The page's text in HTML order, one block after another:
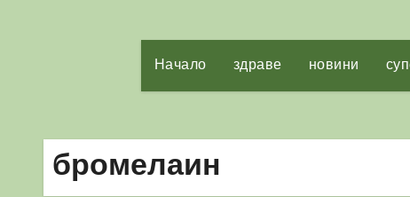
Начало здраве новини
бромелаин